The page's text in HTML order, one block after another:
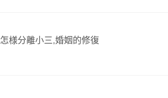
怎様分離小三,婚姻的修復